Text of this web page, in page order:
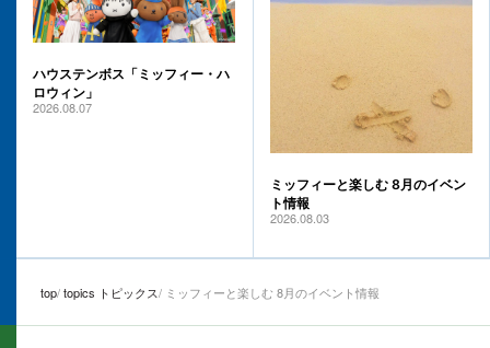
ハウステンボス「ミッフィー・ハ
ロウィン」
2026.08.07
ミッフィーと楽しむ 8月のイベン
ト情報
2026.08.03
top topics トピックス ミッフィーと楽しむ 8月のイベント情報